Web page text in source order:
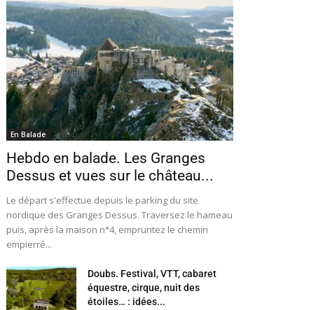
En Balade
Hebdo en balade. Les Granges
Dessus et vues sur le château...
Le départ s'effectue depuis le parking du site
nordique des Granges Dessus. Traversez le hameau
puis, après la maison n°4, empruntez le chemin
empierré...
Doubs. Festival, VTT, cabaret
équestre, cirque, nuit des
étoiles… : idées...